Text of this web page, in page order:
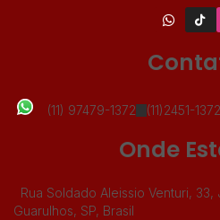
(11) 97479-1372 (11)2451-1372
Onde
Rua Soldado Aleissio Venturi, 33,
Guarulhos, SP, Brasil